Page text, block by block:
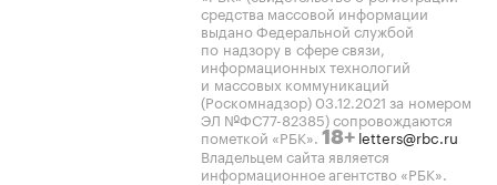
средства массовой информации
выдано Федеральной службой
по надзору в сфере связи,
информационных технологий
и массовых коммуникаций
(Роскомнадзор) 03.12.2021 за номером
ЭЛ №ФС77-82385) сопровождаются
пометкой «РБК». 18+ letters@rbc.ru
Владельцем сайта является
информационное агентство «РБК».